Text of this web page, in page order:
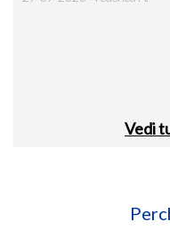
Vedi